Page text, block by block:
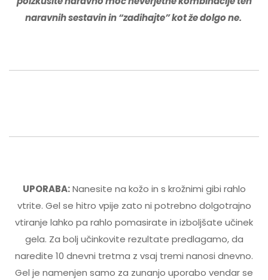
naravnih sestavin in “zadihajte” kot že dolgo ne.
UPORABA:Nanesite na kožo in s krožnimi gibi rahlo
vtrite. Gel se hitro vpije zato ni potrebno dolgotrajno
vtiranje lahko pa rahlo pomasirate in izboljšate učinek
gela. Za bolj učinkovite rezultate predlagamo, da
naredite 10 dnevni tretma z vsaj tremi nanosi dnevno.
Gel je namenjen samo za zunanjo uporabo vendar se
skoraj vsak mesec ♥️ Ko boste mimo
Litije hodili se kar oglasite z dvema
Sodelavka mi je vas priporočala ko me
je bolelo koleno. 14 dni kasneje in večkrat
dnevnim mazanjem sem spet letela na
Šmarno♥️ Hvala. P.S: Se da tudi osebno
prevzet v Lj?
camelia on 13/04/2023